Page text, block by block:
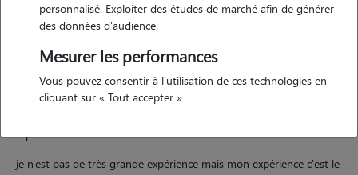
je suis quelqu'un de stable, soigneuse et amoureuse des chats. je suis
souvent seule à la maison et j'adore la compagnie des chats. j'en est
d'ailleurs une à la maison qui s'appelle gabby (prénom que ma fille lui
à donné ? par apport à son dessin animé préféré lol).
je n'est pas de très grande expérience mais mon expérience c'est le
personnalisé. Exploiter des études de marché afin de générer
des données d'audience.
Mesurer les performances
Vous pouvez consentir à l'utilisation de ces technologies en
cliquant sur « Tout accepter »